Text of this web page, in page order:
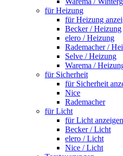
für Heizung
für Heizung
Becker / Heizung
elero / Heizung
Rademacher /
Selve / Heizung
Warema /
für Sicherheit
für Sicherheit
Nice
Rademacher
für Licht
für Licht anzeigen
Becker / Licht
elero / Licht
Nice / Licht